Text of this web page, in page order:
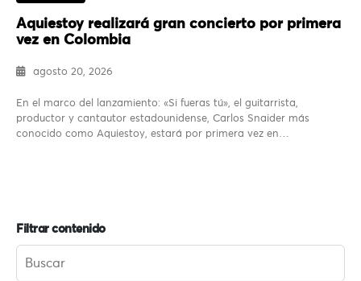
Aquiestoy realizará gran concierto por primera
vez en Colombia
agosto 20, 2026
En el marco del lanzamiento: «Si fueras tú», el guitarrista,
productor y cantautor estadounidense, Carlos Snaider más
conocido como Aquiestoy, estará por primera vez en…
Filtrar contenido